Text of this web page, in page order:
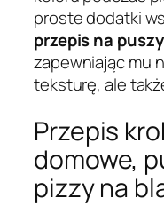
proste dodatki
przepis na
zapewniając mu
teksturę, ale
Przepis
domowe,
pizzy na